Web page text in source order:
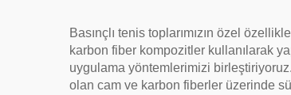
Basınçlı tenis toplarımızın özel
karbon fiber kompozitler kullanılarak
uygulama yöntemlerimizi
olan cam ve karbon fiberler üzerinde